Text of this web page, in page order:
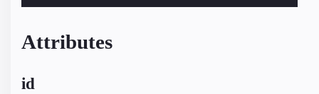
Attributes
id